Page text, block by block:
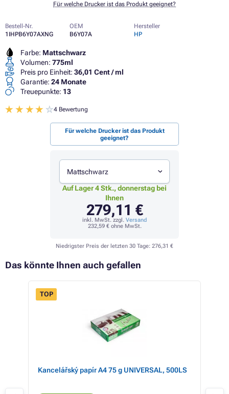
Für welche Drucker ist das Produkt geeignet?
Bestell-Nr.
1IHPB6Y07AXNG
OEM
B6Y07A
Hersteller
HP
Farbe: Mattschwarz
Volumen: 775ml
Preis pro Einheit: 36,01 Cent / ml
Garantie: 24 Monate
Treuepunkte: 13
4 Bewertung
Für welche Drucker ist das Produkt
geeignet?
Mattschwarz
Auf Lager 4 Stk., donnerstag bei
Ihnen
279,11 €
inkl. MwSt. zzgl. Versand
232,59 €ohne MwSt.
Niedrigster Preis der letzten 30 Tage: 276,31 €
Das könnte Ihnen auch gefallen
TOP
Kancelářský papír A4 75 g UNIVERSAL, 500LS